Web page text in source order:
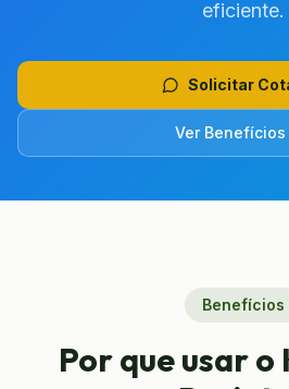
eficiente.
Solicitar
Ver Benefícios
Benefícios
Por que usar